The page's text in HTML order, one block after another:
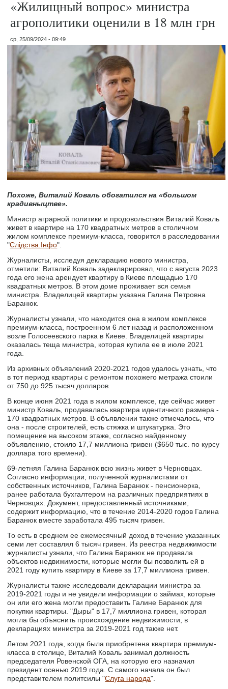
«Жилищный вопрос» министра
агрополитики оценили в 18 млн грн
ср, 25/09/2024 - 09:49
Похоже, Виталий Коваль обогатился на «большом
крадивныцтве».
Министр аграрной политики и продовольствия Виталий Коваль
живет в квартире на 170 квадратных метров в столичном
жилом комплексе премиум-класса, говорится в расследовании
"Слідства.Інфо".
Журналисты, исследуя декларацию нового министра,
отметили: Виталий Коваль задекларировал, что с августа 2023
года его жена арендует квартиру в Киеве площадью 170
квадратных метров. В этом доме проживает вся семья
министра. Владелицей квартиры указана Галина Петровна
Баранюк.
Журналисты узнали, что находится она в жилом комплексе
премиум-класса, построенном 6 лет назад и расположенном
возле Голосеевского парка в Киеве. Владелицей квартиры
оказалась теща министра, которая купила ее в июле 2021
года.
Из архивных объявлений 2020-2021 годов удалось узнать, что
в тот период квартиры с ремонтом похожего метража стоили
от 750 до 925 тысяч долларов.
В конце июня 2021 года в жилом комплексе, где сейчас живет
министр Коваль, продавалась квартира идентичного размера -
170 квадратных метров. В объявлении также отмечалось, что
она - после строителей, есть стяжка и штукатурка. Это
помещение на высоком этаже, согласно найденному
объявлению, стоило 17,7 миллиона гривен ($650 тыс. по курсу
доллара того времени).
69-летняя Галина Баранюк всю жизнь живет в Черновцах.
Согласно информации, полученной журналистами от
собственных источников, Галина Баранюк - пенсионерка,
ранее работала бухгалтером на различных предприятиях в
Черновцах. Документ, предоставленный источниками,
содержит информацию, что в течение 2014-2020 годов Галина
Баранюк вместе заработала 495 тысяч гривен.
То есть в среднем ее ежемесячный доход в течение указанных
семи лет составлял 6 тысяч гривен. Из реестра недвижимости
журналисты узнали, что Галина Баранюк не продавала
объектов недвижимости, которые могли бы позволить ей в
2021 году купить квартиру в Киеве за 17,7 миллиона гривен.
Журналисты также исследовали декларации министра за
2019-2021 годы и не увидели информации о займах, которые
он или его жена могли предоставить Галине Баранюк для
покупки квартиры. "Дыры" в 17,7 миллиона гривен, которая
могла бы объяснить происхождение недвижимости, в
декларациях министра за 2019-2021 год также нет.
Летом 2021 года, когда была приобретена квартира премиум-
класса в столице, Виталий Коваль занимал должность
председателя Ровенской ОГА, на которую его назначил
президент осенью 2019 года. С самого начала он был
представителем политсилы "Слуга народа".